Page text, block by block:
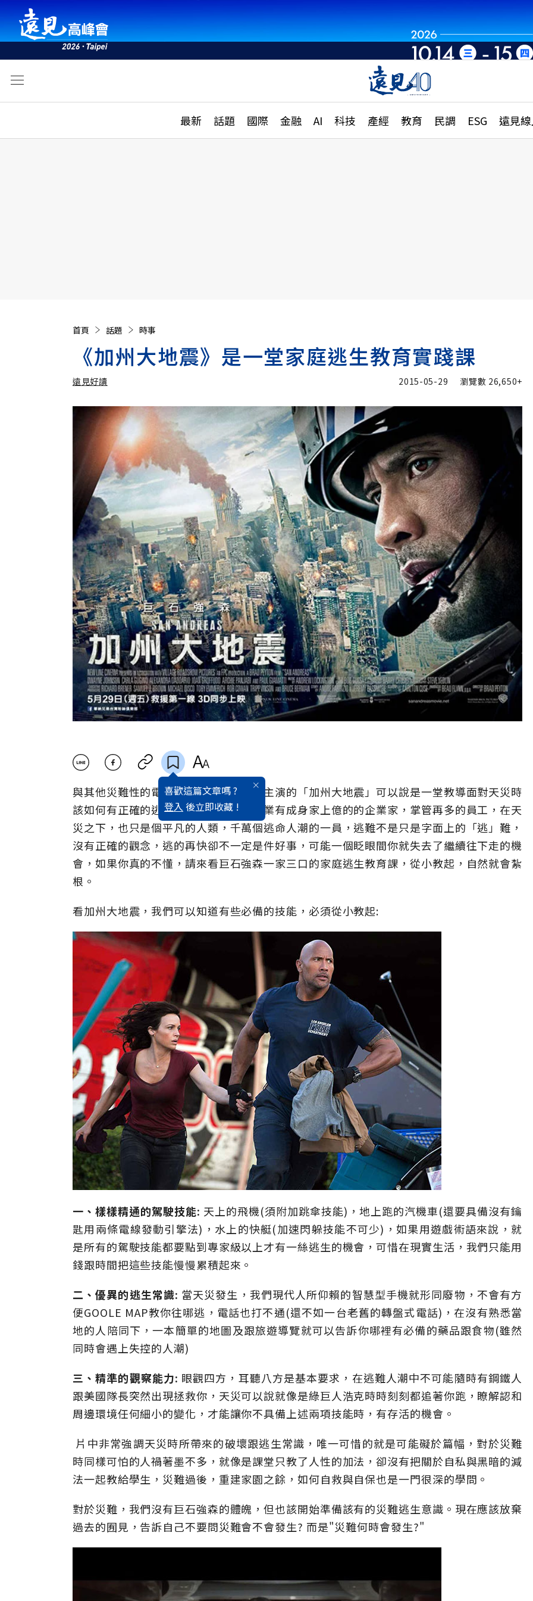
最新 話題 國際 金融 AI 科技 產經 教育 民調 ESG 遠見
活動
話題
國際
特輯
大學升學、職涯攻略
縣市施政調查全解析
首頁 話題 時事
《加州大地震》是一堂家庭逃生教育實踐課
遠見好讀
遠見好讀 加入追蹤
2015-05-29 瀏覽數 26,650+
喜歡這篇文章嗎 ?
登入 後立即收藏 !
與其他災難性的電影相比，巨石強森所主演的「加州大地震」可以說是一堂教導面對天災時
該如何有正確的逃難觀念課，即使是事業有成身家上億的的企業家，掌管再多的員工，在天
災之下，也只是個平凡的人類，千萬個逃命人潮的一員，逃難不是只是字面上的「逃」難，
沒有正確的觀念，逃的再快卻不一定是件好事，可能一個眨眼間你就失去了繼續往下走的機
會，如果你真的不懂，請來看巨石強森一家三口的家庭逃生教育課，從小教起，自然就會紮
根。
看加州大地震，我們可以知道有些必備的技能，必須從小教起:
一、樣樣精通的駕駛技能: 天上的飛機(須附加跳傘技能)，地上跑的汽機車(還要具備沒有鑰
匙用兩條電線發動引擎法)，水上的快艇(加速閃躲技能不可少)，如果用遊戲術語來說，就
是所有的駕駛技能都要點到專家級以上才有一絲逃生的機會，可惜在現實生活，我們只能用
錢跟時間把這些技能慢慢累積起來。
二、優異的逃生常識: 當天災發生，我們現代人所仰賴的智慧型手機就形同廢物，不會有方
便GOOLE MAP教你往哪逃，電話也打不通(還不如一台老舊的轉盤式電話)，在沒有熟悉當
地的人陪同下，一本簡單的地圖及跟旅遊導覽就可以告訴你哪裡有必備的藥品跟食物(雖然
同時會遇上失控的人潮)
三、精準的觀察能力: 眼觀四方，耳聽八方是基本要求，在逃難人潮中不可能隨時有鋼鐵人
跟美國隊長突然出現拯救你，天災可以說就像是綠巨人浩克時時刻刻都追著你跑，瞭解認和
周邊環境任何細小的變化，才能讓你不具備上述兩項技能時，有存活的機會。
片中非常強調天災時所帶來的破壞跟逃生常識，唯一可惜的就是可能礙於篇幅，對於災難
時同樣可怕的人禍著墨不多，就像是課堂只教了人性的加法，卻沒有把關於自私與黑暗的減
法一起教給學生，災難過後，重建家園之餘，如何自救與自保也是一門很深的學問。
對於災難，我們沒有巨石強森的體魄，但也該開始準備該有的災難逃生意識。現在應該放棄
過去的囿見，告訴自己不要問災難會不會發生? 而是"災難何時會發生?"